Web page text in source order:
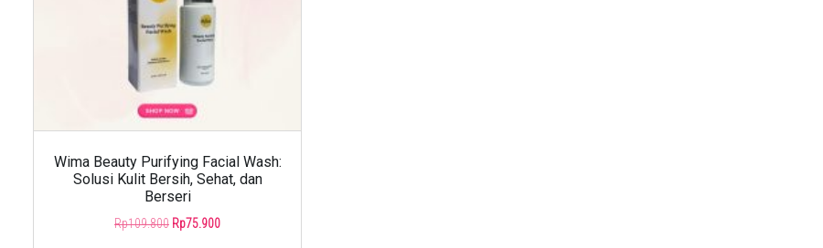
Wima Beauty Purifying Facial Wash:
Solusi Kulit Bersih, Sehat, dan
Berseri
Rp109.800 Original
Rp75.900Current